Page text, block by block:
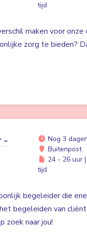
tijd
maken voor onze
zorg te bieden?
-
Nog 3 dagen
Buitenpost
24 - 26 uur
tijd
begeleider die
begeleiden van
zoek naar jou!